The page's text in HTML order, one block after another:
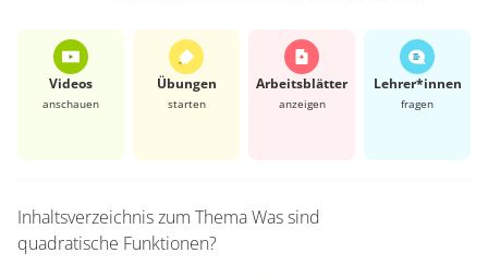
Videos
anschauen
Übungen
starten
Arbeits­blätter
anzeigen
Lehrer*​innen
fragen
Inhaltsverzeichnis zum ThemaWas sind
quadratische Funktionen?